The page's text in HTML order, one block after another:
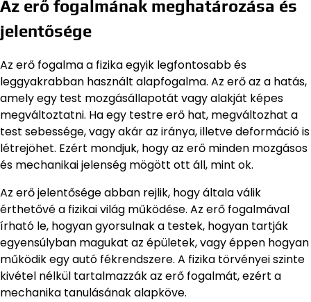
Az erő fogalmának meghatározása és
jelentősége
Az erő fogalma a fizika egyik legfontosabb és
leggyakrabban használt alapfogalma. Az erő az a hatás,
amely egy test mozgásállapotát vagy alakját képes
megváltoztatni. Ha egy testre erő hat, megváltozhat a
test sebessége, vagy akár az iránya, illetve deformáció is
létrejöhet. Ezért mondjuk, hogy az erő minden mozgásos
és mechanikai jelenség mögött ott áll, mint ok.
Az erő jelentősége abban rejlik, hogy általa válik
érthetővé a fizikai világ működése. Az erő fogalmával
írható le, hogyan gyorsulnak a testek, hogyan tartják
egyensúlyban magukat az épületek, vagy éppen hogyan
működik egy autó fékrendszere. A fizika törvényei szinte
kivétel nélkül tartalmazzák az erő fogalmát, ezért a
mechanika tanulásának alapköve.